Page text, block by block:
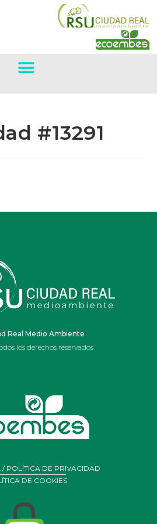
#13291
Real Medio Ambiente
los derechos reservados
/ POLÍTICA DE PRIVACIDAD
DE COOKIES
DEL
por alumnos y profesores de
de Daimiel con residuos y